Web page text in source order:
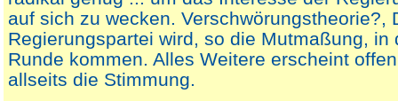
auf sich zu wecken. Verschwörungstheorie?,
Regierungspartei wird, so die Mutmaßung, in
Runde kommen. Alles Weitere erscheint
allseits die Stimmung.